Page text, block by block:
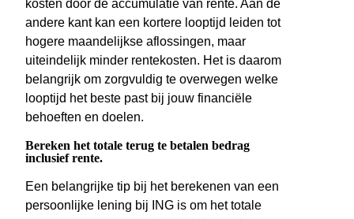
kosten door de accumulatie van rente. Aan de
andere kant kan een kortere looptijd leiden tot
hogere maandelijkse aflossingen, maar
uiteindelijk minder rentekosten. Het is daarom
belangrijk om zorgvuldig te overwegen welke
looptijd het beste past bij jouw financiële
behoeften en doelen.
Bereken het totale terug te betalen bedrag
inclusief rente.
Een belangrijke tip bij het berekenen van een
persoonlijke lening bij ING is om het totale